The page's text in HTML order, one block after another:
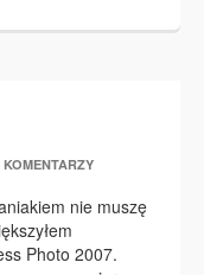
nie muszę
Photo 2007.